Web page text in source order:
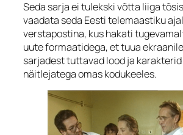
Seda sarja ei tulekski võtta liiga
vaadata seda Eesti telemaastiku
verstapostina, kus hakati
uute formaatidega, et tuua
sarjadest tuttavad lood ja
näitlejatega omas kodukeeles.